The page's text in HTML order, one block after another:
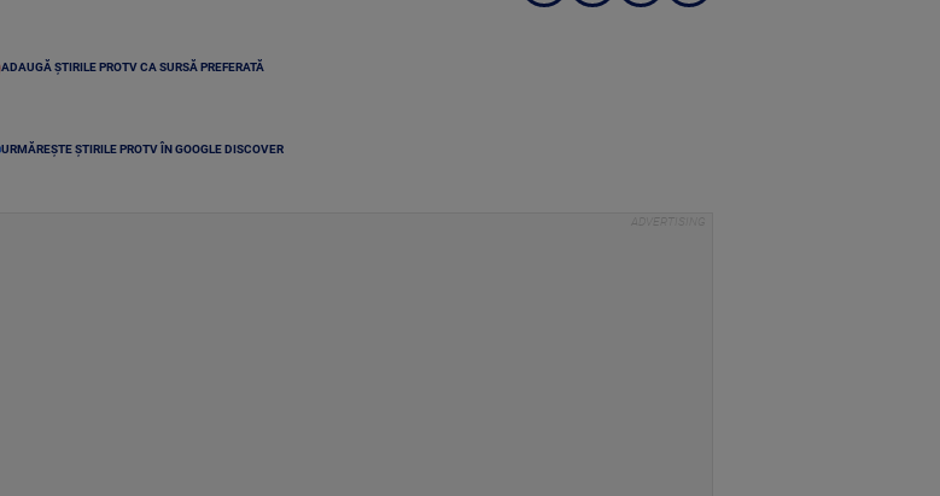
ADAUGĂ ȘTIRILE PROTV CA SURSĂ PREFERATĂ
URMĂREȘTE ȘTIRILE PROTV ÎN GOOGLE DISCOVER